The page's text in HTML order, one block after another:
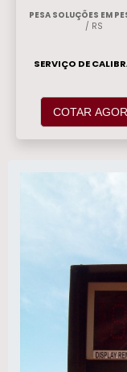
PESA SOLUÇÕES EM
/ RS
SERVIÇO DE
COTAR